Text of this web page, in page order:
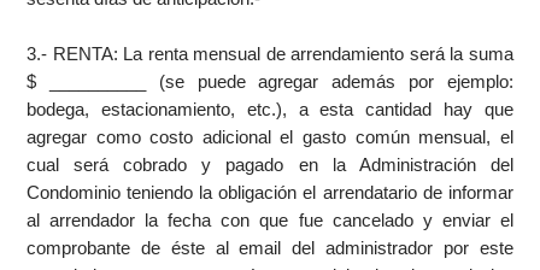
3.- RENTA: La renta mensual de arrendamiento será la suma
$ __________ (se puede agregar además por ejemplo:
bodega, estacionamiento, etc.), a esta cantidad hay que
agregar como costo adicional el gasto común mensual, el
cual será cobrado y pagado en la Administración del
Condominio teniendo la obligación el arrendatario de informar
al arrendador la fecha con que fue cancelado y enviar el
comprobante de éste al email del administrador por este